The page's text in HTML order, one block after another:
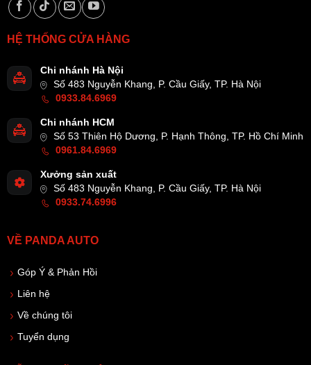
HỆ THỐNG CỬA HÀNG
Chi nhánh Hà Nội
Số 483 Nguyễn Khang, P. Cầu Giấy, TP. Hà Nội
0933.84.6969
Chi nhánh HCM
Số 53 Thiên Hộ Dương, P. Hạnh Thông, TP. Hồ Chí Minh
0961.84.6969
Xưởng sản xuất
Số 483 Nguyễn Khang, P. Cầu Giấy, TP. Hà Nội
0933.74.6996
VỀ PANDA AUTO
Góp Ý & Phản Hồi
Liên hệ
Về chúng tôi
Tuyển dụng